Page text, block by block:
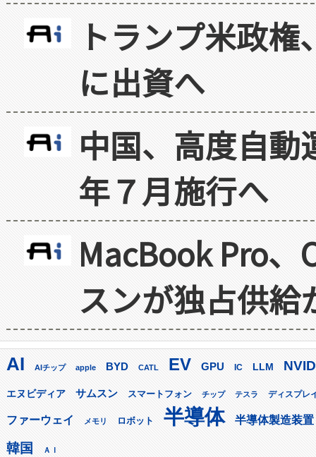
トランプ米政
に出資へ
中国、高度自
年７月施行へ
MacBook Pro
スンが独占供給
AI AIチップ apple BYD CATL EV GPU IC LLM
エヌビディア サムスン スマートフォン チップ テスラ ディスプレ
ファーウェイ メモリ ロボット 半導体 半導体製造装置
韓国 ＡＩ